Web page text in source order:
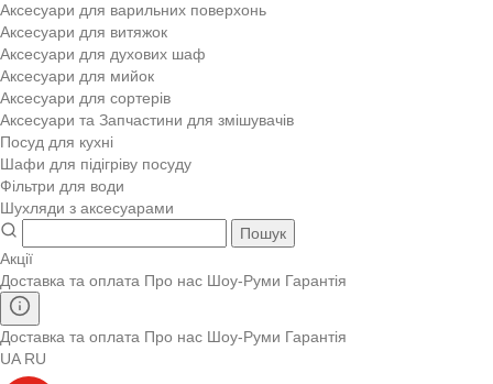
Аксесуари для варильних поверхонь
Аксесуари для витяжок
Аксесуари для духових шаф
Аксесуари для мийок
Аксесуари для сортерів
Аксесуари та Запчастини для змішувачів
Посуд для кухні
Шафи для підігріву посуду
Фільтри для води
Шухляди з аксесуарами
Пошук
Акції
Доставка та оплата Про нас Шоу-Руми Гарантія
Доставка та оплата Про нас Шоу-Руми Гарантія
UA RU